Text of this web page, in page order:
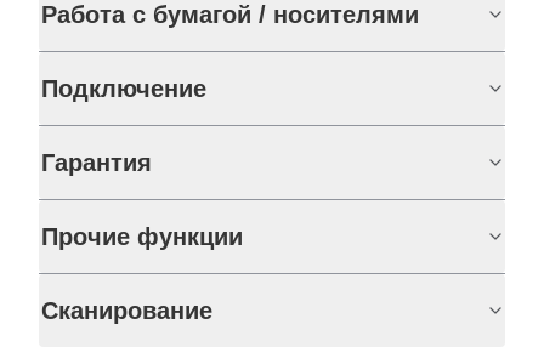
Работа с бумагой / носителями
Подключение
Гарантия
Прочие функции
Сканирование